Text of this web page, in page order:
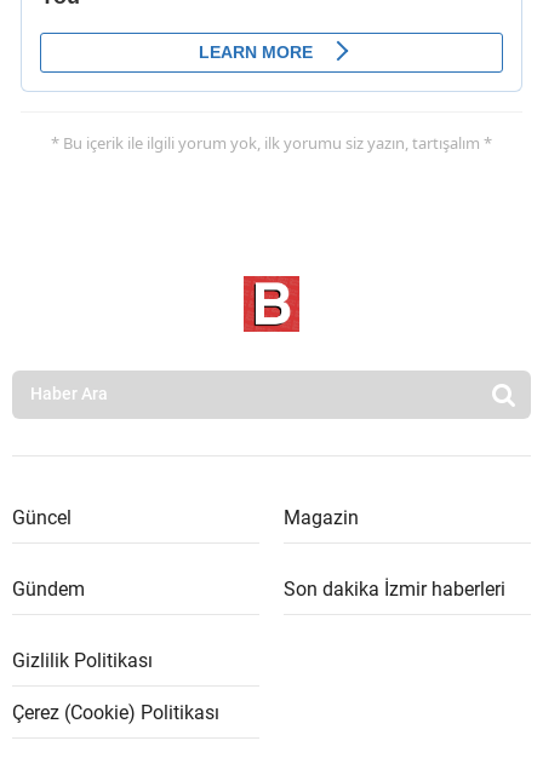
* Bu içerik ile ilgili yorum yok, ilk yorumu siz yazın, tartışalım *
Güncel Magazin
Gündem Son dakika İzmir haberleri
Gizlilik Politikası
Çerez (Cookie) Politikası